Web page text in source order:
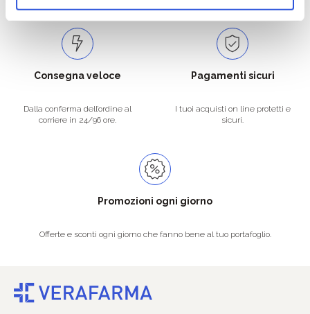
Consegna veloce
Dalla conferma dell’ordine al
corriere in 24/96 ore.
Pagamenti sicuri
I tuoi acquisti on line protetti e
sicuri.
Promozioni ogni giorno
Offerte e sconti ogni giorno che fanno bene al tuo portafoglio.